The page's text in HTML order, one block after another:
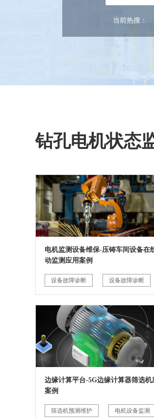
当前热搜：
钻孔电机状态
电机监测设备维保-压铸车间设备在
动监测应用案例
设备故障诊断 设备故障诊断
边缘计算平台-5G边缘计算器筛选机
案例
筛选机预测维护 电机设备监测